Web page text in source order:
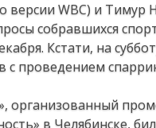
WBC) и Тимур
собравшихся
Кстати, на
с проведением
организованный
в Челябинске,